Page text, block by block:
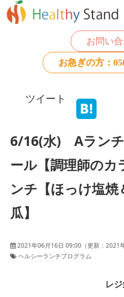
お問い
お急ぎの方：
個人のお
ツイート
6/16(水) Aランチ
ール【調理師の
ンチ【ほっけ塩
瓜】
2021年06月16日 09:00 （更新： 2021
ヘルシーランチプログラム
レジ袋有料化